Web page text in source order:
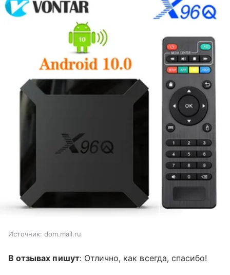
Источник: dom.mail.ru
В отзывах пишут: Отлично, как всегда, спасибо!